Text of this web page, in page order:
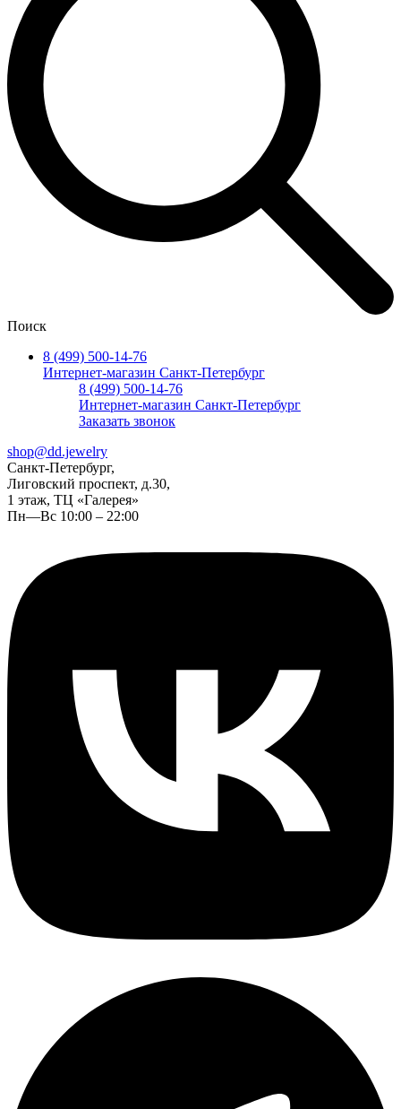
Поиск
8 (499) 500-14-76
Интернет-магазин Санкт-Петербург
8 (499) 500-14-76
Интернет-магазин Санкт-Петербург
Заказать звонок
shop@dd.jewelry
Санкт-Петербург,
Лиговский проспект, д.30,
1 этаж, ТЦ «Галерея»
Пн—Вс 10:00 – 22:00